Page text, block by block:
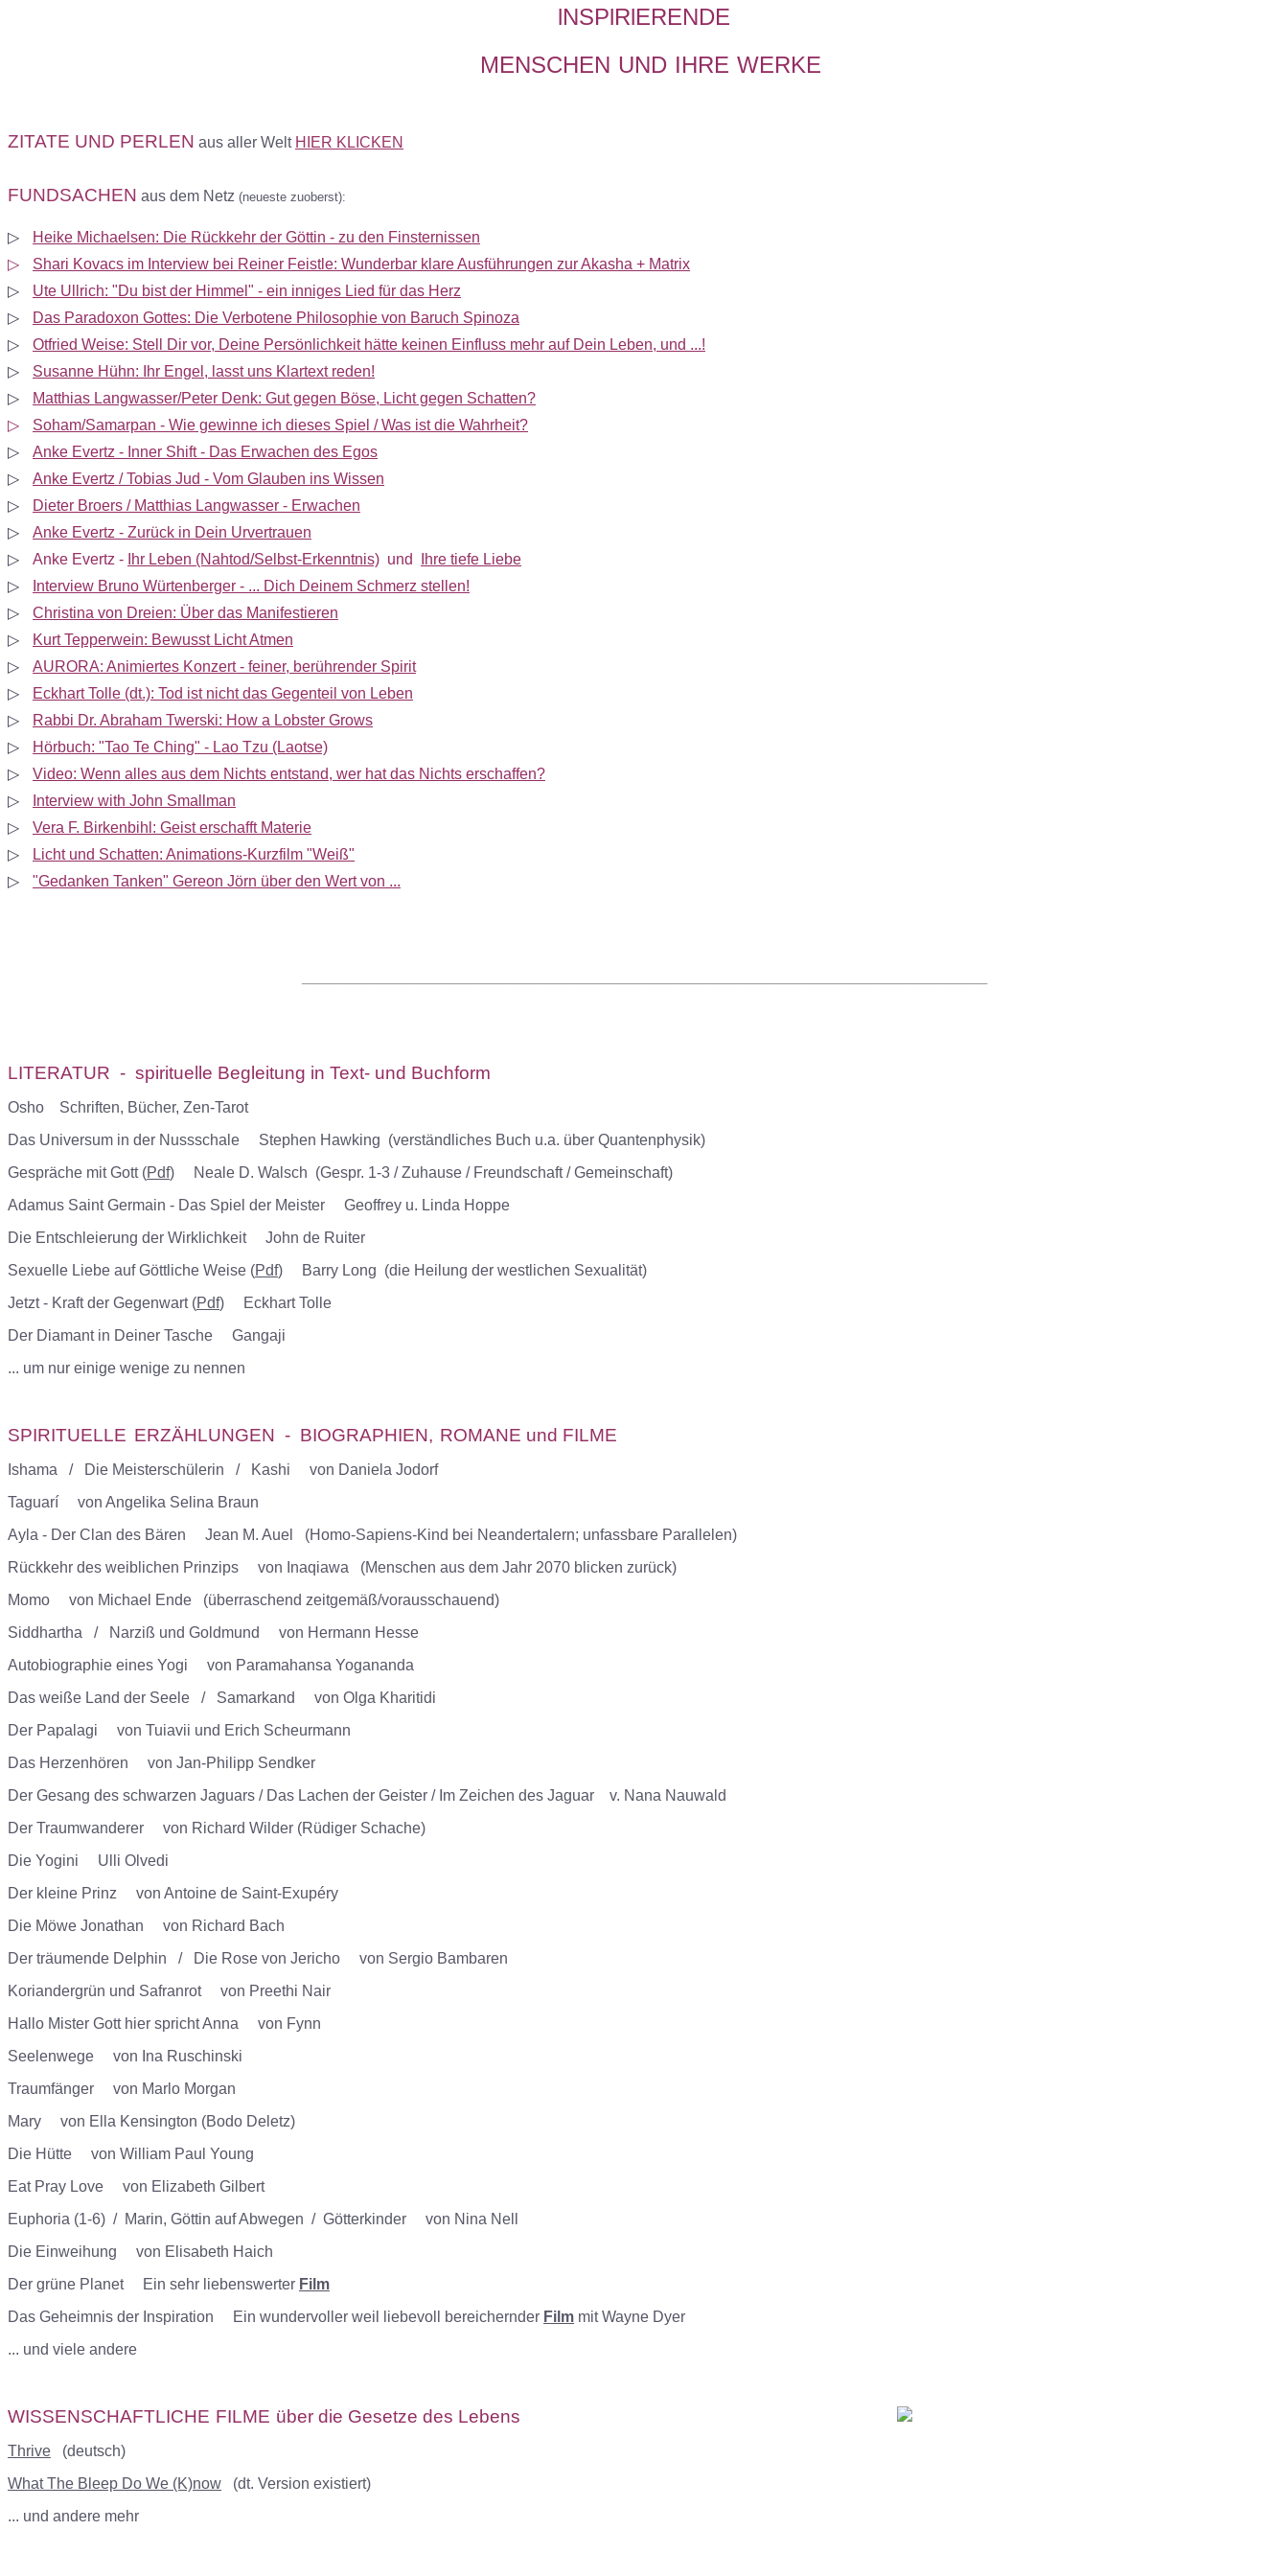
lNSPlRlERENDE
MENSCHEN UND IHRE WERKE
ZITATE UND PERLEN aus aller Welt H ER KLICKEN
FUNDSACHEN aus dem Netz (neueste zuoberst):
▷
Heike Michaelsen: Die Rückkehr der Göttin - zu den Finsternissen
▷
Shari Kovacs im Interview bei Reiner Feistle: Wunderbar klare Ausführungen zur Akasha + Matrix
▷
Ute Ullrich: "Du bist der Himmel" - ein inniges Lied für das Herz
▷
Das Paradoxon Gottes: Die Verbotene Philosophie von Baruch Spinoza
▷
Otfried Weise: Stell Dir vor, Deine Persönlichkeit hätte keinen Einfluss mehr auf Dein Leben, und ...!
▷
Susanne Hühn: Ihr Engel, lasst uns Klartext reden!
▷
Matthias Langwasser/Peter Denk: Gut gegen Böse, Licht gegen Schatten?
▷
Soham/Samarpan - Wie gewinne ich dieses Spiel / Was ist die Wahrheit?
▷
Anke Evertz - Inner Shift - Das Erwachen des Egos
▷
Anke Evertz / Tobias Jud - Vom Glauben ins Wissen
▷
Dieter Broers / Matthias Langwasser - Erwachen
▷
Anke Evertz - Zurück in Dein Urvertrauen
▷
Anke Evertz - Ihr Leben (Nahtod/Selbst-Erkenntnis) und
Ihre tiefe Liebe
▷
Interview Bruno Würtenberger - ... Dich Deinem Schmerz stellen!
▷
Christina von Dreien: Über das Manifestieren
▷
Kurt Tepperwein: Bewusst Licht Atmen
▷
AURORA: Animiertes Konzert - feiner, berührender Spirit
▷
Eckhart Tolle (dt.): Tod ist nicht das Gegenteil von Leben
▷
Rabbi Dr. Abraham Twerski: How a Lobster Grows
▷
Hörbuch: "Tao Te Ching" - Lao Tzu (Laotse)
▷
Video: Wenn alles aus dem Nichts entstand, wer hat das Nichts erschaffen?
▷
Interview with John Smallman
▷
Vera F. Birkenbihl: Geist erschafft Materie
▷
Licht und Schatten: Animations-Kurzfilm "Weiß"
▷
"Gedanken Tanken" Gereon Jörn über den Wert von ...
─────────────────────────────────────────────────────────────────
LITERATUR - spirituelle Begleitung in Text- und Buchform
Osho Schriften, Bücher, Zen-Tarot
Das Universum in der Nussschale Stephen Hawking (verständliches Buch u.a. über Quantenphysik)
Gespräche mit Gott (Pdf) Neale D. Walsch (Gespr. 1-3 / Zuhause / Freundschaft / Gemeinschaft)
Adamus Saint Germain - Das Spiel der Meister Geoffrey u. Linda Hoppe
Die Entschleierung der Wirklichkeit John de Ruiter
Sexuelle Liebe auf Göttliche Weise (Pdf) Barry Long (die Heilung der westlichen Sexualität)
Jetzt - Kraft der Gegenwart (Pdf) Eckhart Tolle
Der Diamant in Deiner Tasche Gangaji
... um nur einige wenige zu nennen
SPIRITUELLE ERZÄHLUNGEN - BIOGRAPHIEN, ROMANE und FILME
Ishama / Die Meisterschülerin / Kashi von Daniela Jodorf
Taguarí von Angelika Selina Braun
Ayla - Der Clan des Bären Jean M. Auel (Homo-Sapiens-Kind bei Neandertalern; unfassbare Parallelen)
Rückkehr des weiblichen Prinzips von Inaqiawa (Menschen aus dem Jahr 2070 blicken zurück)
Momo von Michael Ende (überraschend zeitgemäß/vorausschauend)
Siddhartha / Narziß und Goldmund von Hermann Hesse
Autobiographie eines Yogi von Paramahansa Yogananda
Das weiße Land der Seele / Samarkand von Olga Kharitidi
Der Papalagi von Tuiavii und Erich Scheurmann
Das Herzenhören von Jan-Philipp Sendker
Der Gesang des schwarzen Jaguars / Das Lachen der Geister / m Zeichen des Jaguar v. Nana Nauwald
Der Traumwanderer von Richard Wilder (Rüdiger Schache)
Die Yogini Ulli Olvedi
Der kleine Prinz von Antoine de Saint-Exupéry
Die Möwe Jonathan von Richard Bach
Der träumende Delphin / Die Rose von Jericho von Sergio Bambaren
Koriandergrün und Safranrot von Preethi Nair
Hallo Mister Gott hier spricht Anna von Fynn
Seelenwege von na Ruschinski
Traumfänger von Marlo Morgan
Mary von Ella Kensington (Bodo Deletz)
Die Hütte von William Paul Young
Eat Pray Love von Elizabeth Gilbert
Euphoria (1-6) / Marin, Göttin auf Abwegen / Götterkinder von Nina Nell
Die Einweihung von Elisabeth Haich
Der grüne Planet Ein sehr liebenswerter Film
Das Geheimnis der nspiration Ein wundervoller weil liebevoll bereichernder Film mit Wayne Dyer
... und viele andere
WISSENSCHAFTLICHE FILME über die Gesetze des Lebens
Thrive (deutsch)
What The Bleep Do We (K)now (dt. Version existiert)
... und andere mehr